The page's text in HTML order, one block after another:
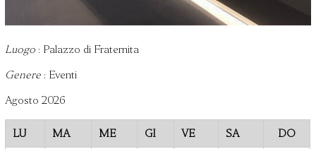
Luogo : Palazzo di Fraternita
Genere : Eventi
Agosto 2026
LU MA ME GI VE SA
DO